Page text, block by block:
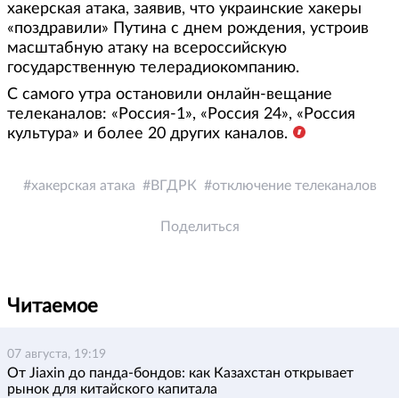
хакерская атака, заявив, что украинские хакеры
«поздравили» Путина с днем рождения, устроив
масштабную атаку на всероссийскую
государственную телерадиокомпанию.
С самого утра остановили онлайн-вещание
телеканалов: «Россия-1», «Россия 24», «Россия
культура» и более 20 других каналов.
хакерская атака ВГДРК отключение телеканалов
Поделиться
Читаемое
07 августа, 19:19
От Jiaxin до панда-бондов: как Казахстан открывает
рынок для китайского капитала